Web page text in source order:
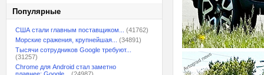
Популярные
США стали главным поставщиком...
(41762)
Морские сражения, крупнейшая...
(34891)
Тысячи сотрудников Google требуют...
(31257)
Chrome для Android стал заметно